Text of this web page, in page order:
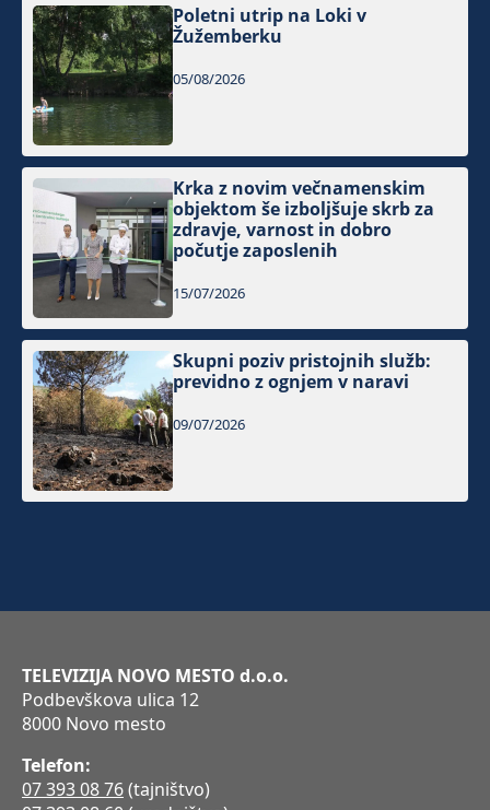
Poletni utrip na Loki v
Žužemberku
05/08/2026
Krka z novim večnamenskim
objektom še izboljšuje skrb za
zdravje, varnost in dobro
počutje zaposlenih
15/07/2026
Skupni poziv pristojnih služb:
previdno z ognjem v naravi
09/07/2026
TELEVIZIJA NOVO MESTO d.o.o.
Podbevškova ulica 12
8000 Novo mesto
Telefon:
07 393 08 76(tajništvo)